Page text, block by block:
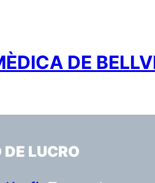
DE
LUCRO